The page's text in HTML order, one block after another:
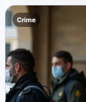
Crime